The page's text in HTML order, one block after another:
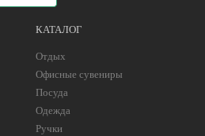
КАТАЛОГ
Отдых
Офисные сувениры
Посуда
Одежда
Ручки